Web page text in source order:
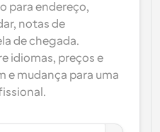
para endereço,
notas de
de chegada.
idiomas, preços e
e mudança para uma